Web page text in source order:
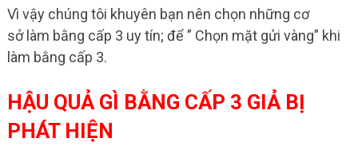
Vì vậy chúng tôi khuyên bạn nên chọn những cơ
sở làm bằng cấp 3 uy tín; để ” Chọn mặt gửi vàng” khi
làm bằng cấp 3.
HẬU QUẢ GÌ BẰNG CẤP 3 GIẢ BỊ
PHÁT HIỆN